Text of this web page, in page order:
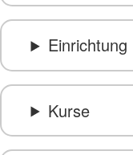
Kurse